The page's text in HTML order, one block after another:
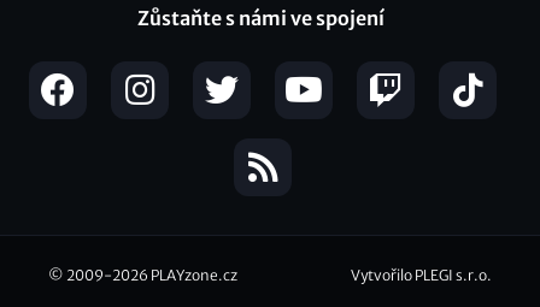
Zůstaňte s námi ve spojení
© 2009-2026 PLAYzone.cz Vytvořilo PLEGI s.r.o.